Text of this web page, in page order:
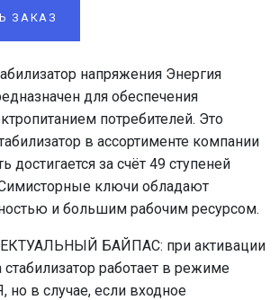
ЗАКАЗ
напряжения Энергия
для обеспечения
потребителей. Это
в ассортименте компании
достигается за счёт 49 ступеней
ключи обладают
и большим рабочим ресурсом.
БАЙПАС: при активации
работает в режиме
в случае, если входное